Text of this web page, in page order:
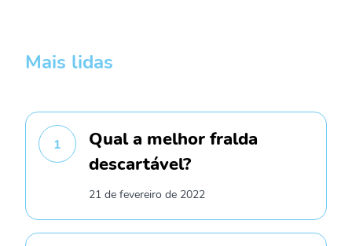
Mais lidas
1
Qual a melhor fralda
descartável?
21 de fevereiro de 2022